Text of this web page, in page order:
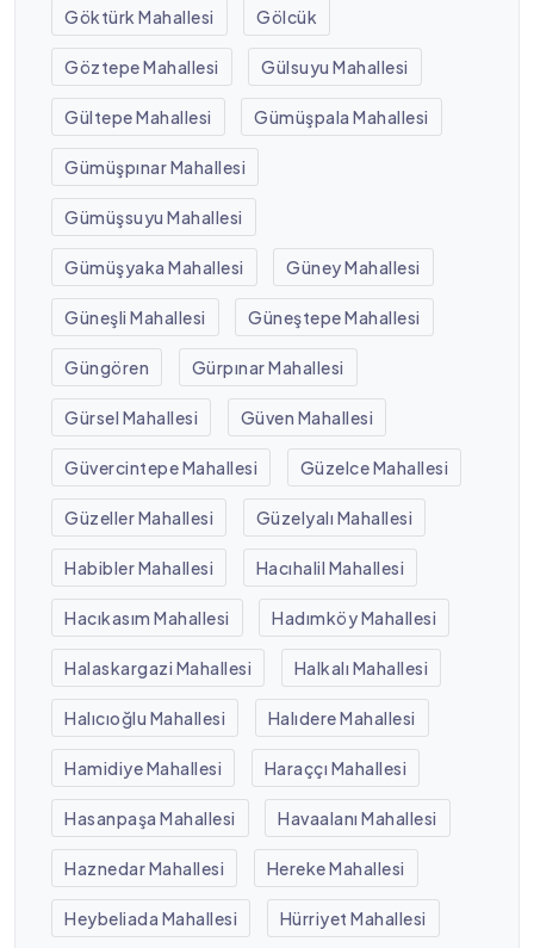
Göktürk Mahallesi Gölcük
Göztepe Mahallesi Gülsuyu Mahallesi
Gültepe Mahallesi Gümüşpala Mahallesi
Gümüşpınar Mahallesi
Gümüşsuyu Mahallesi
Gümüşyaka Mahallesi Güney Mahallesi
Güneşli Mahallesi Güneştepe Mahallesi
Güngören Gürpınar Mahallesi
Gürsel Mahallesi Güven Mahallesi
Güvercintepe Mahallesi Güzelce Mahallesi
Güzeller Mahallesi Güzelyalı Mahallesi
Habibler Mahallesi Hacıhalil Mahallesi
Hacıkasım Mahallesi Hadımköy Mahallesi
Halaskargazi Mahallesi Halkalı Mahallesi
Halıcıoğlu Mahallesi Halıdere Mahallesi
Hamidiye Mahallesi Haraççı Mahallesi
Hasanpaşa Mahallesi Havaalanı Mahallesi
Haznedar Mahallesi Hereke Mahallesi
Heybeliada Mahallesi Hürriyet Mahallesi